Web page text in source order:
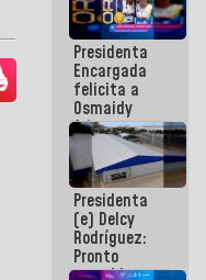
ejecución de
fondos de
emergencia
post-sismos
Presidenta
Encargada
felicita a
Osmaidy
Arias y
Giraly
Marcano por
hacer
historia en
los
Centroamericanos
Presidenta
(e) Delcy
Rodríguez:
Pronto